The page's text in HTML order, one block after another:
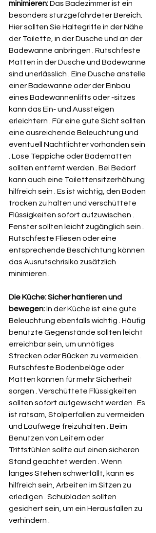
minimieren: Das Badezimmer ist ein
besonders sturzgefährdeter Bereich.
Hier sollten Sie Haltegriffe in der Nähe
der Toilette, in der Dusche und an der
Badewanne anbringen . Rutschfeste
Matten in der Dusche und Badewanne
sind unerlässlich . Eine Dusche anstelle
einer Badewanne oder der Einbau
eines Badewannenlifts oder -sitzes
kann das Ein- und Aussteigen
erleichtern . Für eine gute Sicht sollten
eine ausreichende Beleuchtung und
eventuell Nachtlichter vorhanden sein
. Lose Teppiche oder Badematten
sollten entfernt werden . Bei Bedarf
kann auch eine Toilettensitzerhöhung
hilfreich sein . Es ist wichtig, den Boden
trocken zu halten und verschüttete
Flüssigkeiten sofort aufzuwischen .
Fenster sollten leicht zugänglich sein .
Rutschfeste Fliesen oder eine
entsprechende Beschichtung können
das Ausrutschrisiko zusätzlich
minimieren .
Die Küche: Sicher hantieren und
bewegen: In der Küche ist eine gute
Beleuchtung ebenfalls wichtig . Häufig
benutzte Gegenstände sollten leicht
erreichbar sein, um unnötiges
Strecken oder Bücken zu vermeiden .
Rutschfeste Bodenbeläge oder
Matten können für mehr Sicherheit
sorgen . Verschüttete Flüssigkeiten
sollten sofort aufgewischt werden . Es
ist ratsam, Stolperfallen zu vermeiden
und Laufwege freizuhalten . Beim
Benutzen von Leitern oder
Trittstühlen sollte auf einen sicheren
Stand geachtet werden . Wenn
langes Stehen schwerfällt, kann es
hilfreich sein, Arbeiten im Sitzen zu
erledigen . Schubladen sollten
gesichert sein, um ein Herausfallen zu
verhindern .